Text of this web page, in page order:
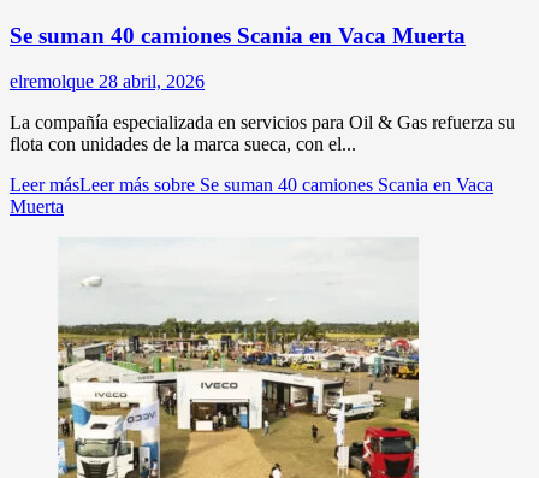
Se suman 40 camiones Scania en Vaca Muerta
elremolque 28 abril, 2026
La compañía especializada en servicios para Oil & Gas refuerza su
flota con unidades de la marca sueca, con el...
Leer másLeer más sobre Se suman 40 camiones Scania en Vaca
Muerta